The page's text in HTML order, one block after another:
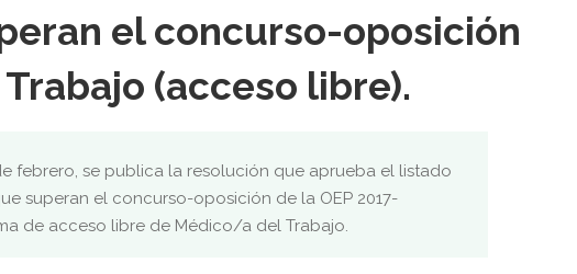
el concurso-oposición
(acceso libre).
febrero, se publica la resolución que aprueba el listado
superan el concurso-oposición de la OEP 2017-
de acceso libre de Médico/a del Trabajo.